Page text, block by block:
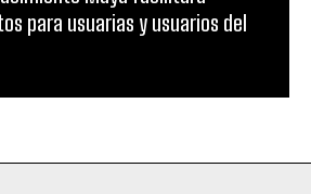
para usuarias y usuarios del